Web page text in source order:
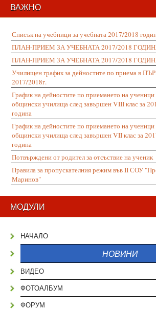
ВАЖНО
Списък на учебници за учебната 2017/2018
ПЛАН-ПРИЕМ ЗА УЧЕБНАТА 2017/2018
ПЛАН-ПРИЕМ ЗА УЧЕБНАТА 2017/2018
Училищен график за дейностите по приема в
2017/2018г.
График на дейностите по приемането на
общински училища след завършен VIII клас за
година
График на дейностите по приемането на
общински училища след завършен VII клас за
година
Потвърждени от родител за отсъствие на ученик
Правила за пропускателния режим във II СОУ
Маринов"
МОДУЛИ
НАЧАЛО
НОВИНИ
ВИДЕО
ФОТОАЛБУМ
ФОРУМ